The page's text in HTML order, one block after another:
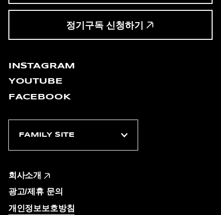
정기구독 신청하기
INSTAGRAM
YOUTUBE
FACEBOOK
회사소개
광고/제휴 문의
개인정보보호방침